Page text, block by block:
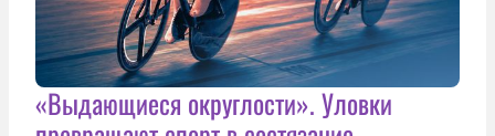
«Выдающиеся округлости». Уловки